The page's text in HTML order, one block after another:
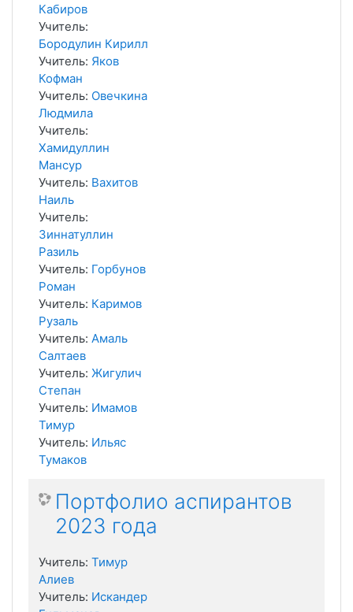
Кабиров
Учитель:
Бородулин Кирилл
Учитель: Яков
Кофман
Учитель: Овечкина
Людмила
Учитель:
Хамидуллин
Мансур
Учитель: Вахитов
Наиль
Учитель:
Зиннатуллин
Разиль
Учитель: Горбунов
Роман
Учитель: Каримов
Рузаль
Учитель: Амаль
Салтаев
Учитель: Жигулич
Степан
Учитель: Имамов
Тимур
Учитель: Ильяс
Тумаков
Портфолио аспирантов
2023 года
Учитель: Тимур
Алиев
Учитель: Искандер